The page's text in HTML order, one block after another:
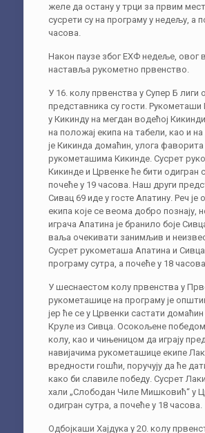
желе да остану у трци за првим
сусрети су на програму у недељу, а
часова.
Након паузе због ЕХФ недеље, овог
наставља рукометно првенство.
У 16. колу првенства у Супер Б лиги
представника су гости. Рукометаши
у Кикинду на мегдан водећој
на положај екипа на табели, као и
је Кикинда домаћин, улога
рукометашима Кикинде. Сусрет
Кикинде и Црвенке ће бити одигран
почеће у 19 часова. Наш други
Сивац 69 иде у госте Апатину. Реч је
екипа које се веома добро познају,
играча Апатина је бранило боје
ваља очекивати занимљив и
Сусрет рукометаша Апатина и Сивца
програму сутра, а почеће у 18
У шеснаестом колу првенства у
рукометашице на програму је
јер ће се у Црвенки састати
Круле из Сивца. Осокољене
колу, као и чињеницом да играју
навијачима рукометашице екипе
вредности гошћи, поручују да ће
како би славиле победу. Сусрет
хали „Слободан Чиле Мишковић“ у
одигран сутра, а почеће у 18 часова.
Одбојкаши Хајдука у 20. колу